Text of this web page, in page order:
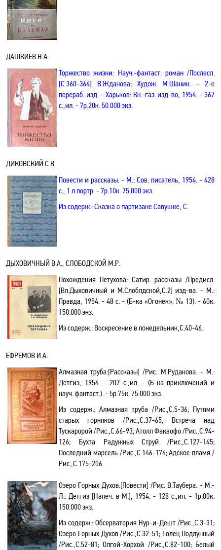
ДАШКИЕВ Н.А.
Торжество жизни: Науч.-фантаст. роман /Послесл.
[С.360-364] В.Жданова; Худож. М.Шанин. - 2-е
перераб. изд. - Харьков: Кн.-газ. изд-во, 1954. - 367
с.,ил. - 7р.20к. 50.000 экз.
ДИКОВСКИЙ С.В.
Повести и рассказы. - М.: Сов. писатель, 1954. - 428
с., 1 л.портр. - 7р.10к. 75.000 экз.
Из содерж.:Сказка о партизане Савушке, С.
ДЫХОВИЧНЫЙ В.А., СЛОБОДСКОЙ М.Р.
Похождения Петухова: Сатир.рассказы /Предисл.
[Вл.Дыховичный и М.Слоблдской,С.2] изд-ва. - М.:
Правда, 1954. - 48 с. - (Б-ка «Огонек»; № 13). - 60к.
150.000 экз.
Из содерж.: Воскресение в понедельник,С.40-46.
ЕФРЕМОВ И.А.
Алмазная труба:[Рассказы] /Рис. М.Рудакова. - М.:
Детгиз, 1954. - 207 с.,ил. - (Б-ка приключений и
науч. фантаст.). - 5р.75к. 75.000 экз.
Из содерж.: Алмазная труба /Рис.,С.5-36; Путями
старых горняков /Рис.,С.37-65; Встреча над
Тускаророй /Рис.,С.66-93; Атолл Факаофо /Рис.,С.94-
126; Бухта Радужных Струй /Рис.,С.127-145;
Последний марсель /Рис.,С.146-174; Адское пламя /
Рис.,С.175-206.
Озеро Горных Духов:[Повести] /Рис. В.Таубера. - М.-
Л.: Детгиз [Напеч. в М.], 1954. - 128 с.,ил. - 1р.80к.
150.000 экз.
Из содерж.: Обсерватория Нур-и-Дешт /Рис.,С.3-31;
Озеро Горных Духов /Рис.,С.32-51; Голец Подлунный
/Рис.,С.52-81; Олгой-Хорхой /Рис.,С.82-100; Белый